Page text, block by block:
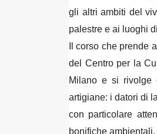
gli altri ambiti del
palestre e ai luoghi
Il corso che prende
del Centro per la
Milano e si rivolge
artigiane: i datori di
con particolare
bonifiche